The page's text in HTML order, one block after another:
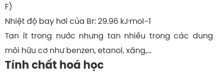
F)
Nhiệt độ bay hơi của Br: 29.96 kJ·mol−1
Tan ít trong nước nhưng tan nhiều trong các dung
môi hữu cơ như benzen, etanol, xăng,…
Tính chất hoá học